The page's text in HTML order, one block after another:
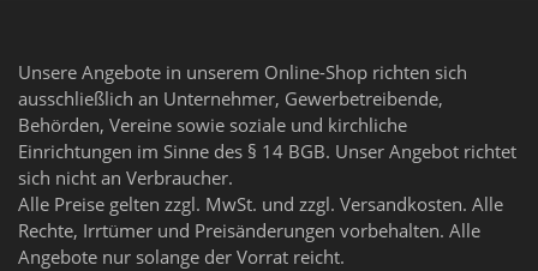
Unsere Angebote in unserem Online-Shop richten sich
ausschließlich an Unternehmer, Gewerbetreibende,
Behörden, Vereine sowie soziale und kirchliche
Einrichtungen im Sinne des § 14 BGB. Unser Angebot richtet
sich nicht an Verbraucher.
Alle Preise gelten zzgl. MwSt. und zzgl. Versandkosten. Alle
Rechte, Irrtümer und Preisänderungen vorbehalten. Alle
Angebote nur solange der Vorrat reicht.